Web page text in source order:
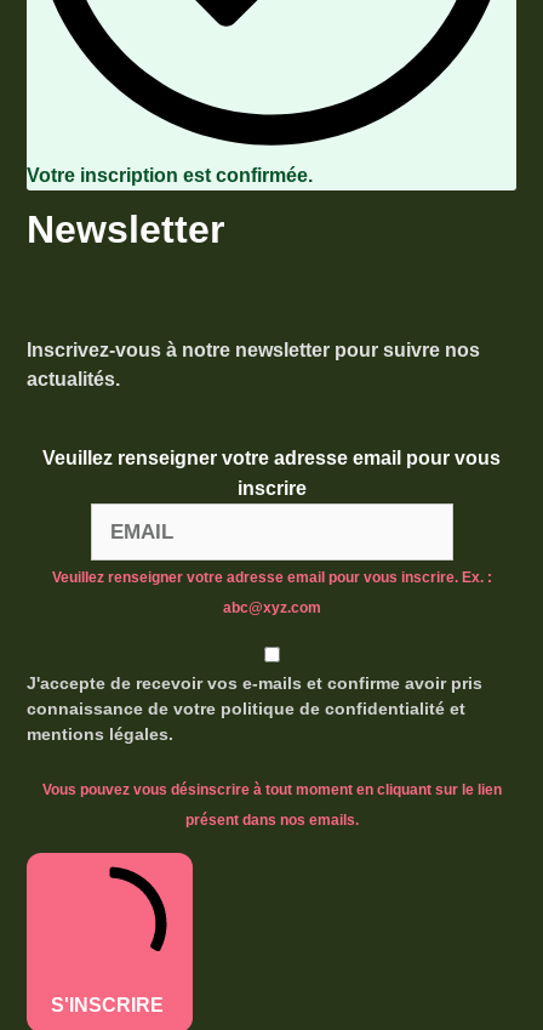
Votre inscription est confirmée.
Newsletter
Inscrivez-vous à notre newsletter pour suivre nos
actualités.
Veuillez renseigner votre adresse email pour vous
inscrire
Veuillez renseigner votre adresse email pour vous inscrire. Ex. :
abc@xyz.com
J'accepte de recevoir vos e-mails et confirme avoir pris
connaissance de votre politique de confidentialité et
mentions légales.
Vous pouvez vous désinscrire à tout moment en cliquant sur le lien
présent dans nos emails.
S'INSCRIRE